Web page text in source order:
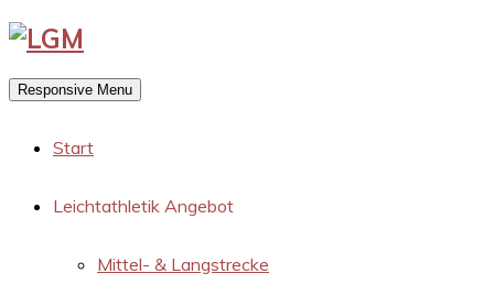
Responsive Menu
Start
Leichtathletik Angebot
Mittel- & Langstrecke